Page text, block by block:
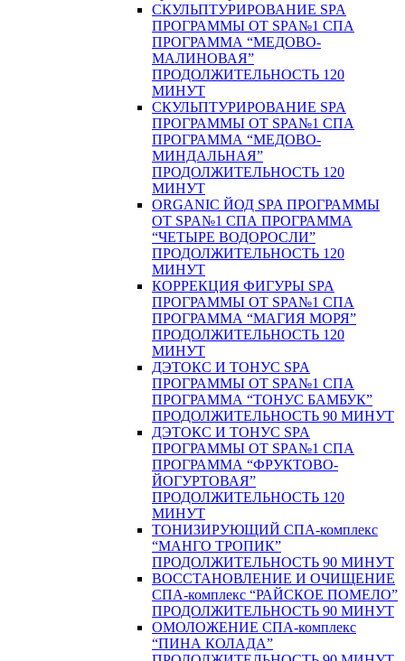
СКУЛЬПТУРИРОВАНИЕ SPA
ПРОГРАММЫ ОТ SPA№1 СПА
ПРОГРАММА “МЕДОВО-
МАЛИНОВАЯ”
ПРОДОЛЖИТЕЛЬНОСТЬ 120
МИНУТ
СКУЛЬПТУРИРОВАНИЕ SPA
ПРОГРАММЫ ОТ SPA№1 СПА
ПРОГРАММА “МЕДОВО-
МИНДАЛЬНАЯ”
ПРОДОЛЖИТЕЛЬНОСТЬ 120
МИНУТ
ORGANIC ЙОД SPA ПРОГРАММЫ
ОТ SPA№1 СПА ПРОГРАММА
“ЧЕТЫРЕ ВОДОРОСЛИ”
ПРОДОЛЖИТЕЛЬНОСТЬ 120
МИНУТ
КОРРЕКЦИЯ ФИГУРЫ SPA
ПРОГРАММЫ ОТ SPA№1 СПА
ПРОГРАММА “МАГИЯ МОРЯ”
ПРОДОЛЖИТЕЛЬНОСТЬ 120
МИНУТ
ДЭТОКС И ТОНУС SPA
ПРОГРАММЫ ОТ SPA№1 СПА
ПРОГРАММА “ТОНУС БАМБУК”
ПРОДОЛЖИТЕЛЬНОСТЬ 90 МИНУТ
ДЭТОКС И ТОНУС SPA
ПРОГРАММЫ ОТ SPA№1 СПА
ПРОГРАММА “ФРУКТОВО-
ЙОГУРТОВАЯ”
ПРОДОЛЖИТЕЛЬНОСТЬ 120
МИНУТ
ТОНИЗИРУЮЩИЙ СПА-комплекс
“МАНГО ТРОПИК”
ПРОДОЛЖИТЕЛЬНОСТЬ 90 МИНУТ
ВОССТАНОВЛЕНИЕ И ОЧИЩЕНИЕ
СПА-комплекс “РАЙСКОЕ ПОМЕЛО”
ПРОДОЛЖИТЕЛЬНОСТЬ 90 МИНУТ
ОМОЛОЖЕНИЕ СПА-комплекс
“ПИНА КОЛАДА”